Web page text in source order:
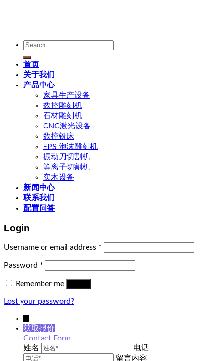
Search
首页
关于我们
产品中心
家具生产设备
数控雕刻机
石材雕刻机
CNC激光设备
数控铣床
EPS 泡沫雕刻机
振动刀切割机
等离子切割机
实木设备
新闻中心
联系我们
配置问答
Login
Username or email address *
Password *
Remember me
Lost your password?
获取报价
Contact Form
姓名
电话
留言内容